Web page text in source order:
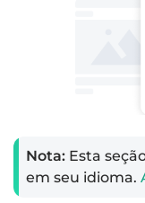
Nota: Esta
em seu idioma.